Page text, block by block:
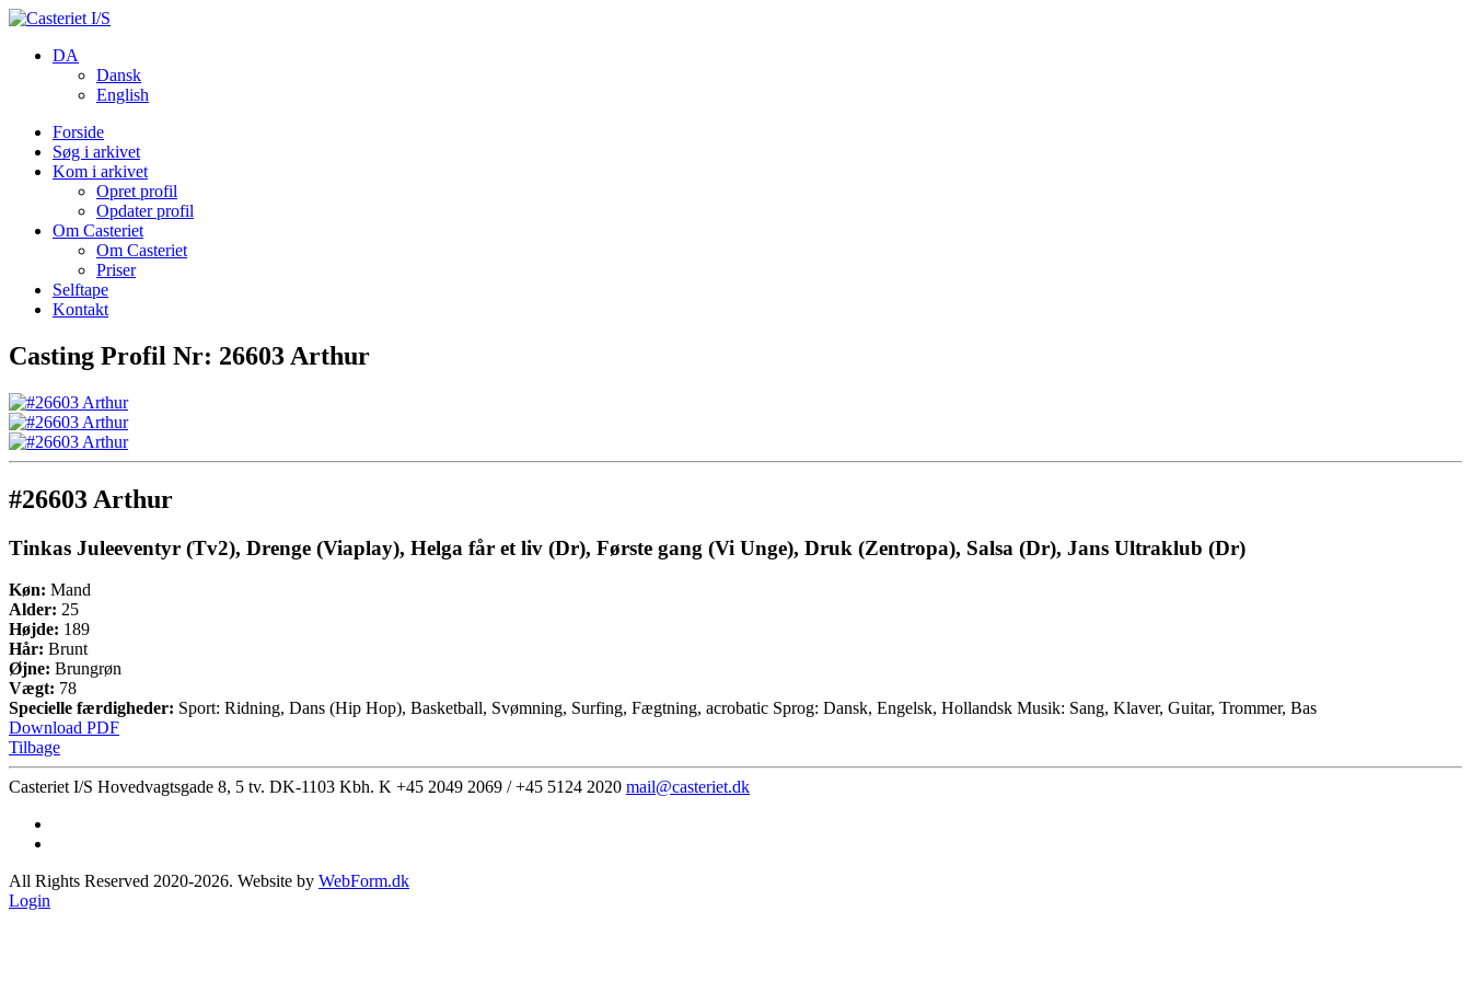
DA
Dansk
English
Forside
Søg i arkivet
Kom i arkivet
Opret profil
Opdater profil
Om Casteriet
Om Casteriet
Priser
Selftape
Kontakt
Casting Profil Nr: 26603 Arthur
#26603 Arthur
Tinkas Juleeventyr (Tv2), Drenge (Viaplay), Helga får et liv (Dr), Første gang (Vi Unge), Druk (Zentropa), Salsa (Dr), Jans Ultraklub (Dr)
Køn: Mand
Alder: 25
Højde: 189
Hår: Brunt
Øjne: Brungrøn
Vægt: 78
Specielle færdigheder: Sport: Ridning, Dans (Hip Hop), Basketball, Svømning, Surfing, Fægtning, acrobatic Sprog: Dansk, Engelsk, Hollandsk Musik: Sang, Klaver, Guitar, Trommer, Bas
Download PDF
Tilbage
Casteriet I/S Hovedvagtsgade 8, 5 tv. DK-1103 Kbh. K +45 2049 2069 / +45 5124 2020 mail@casteriet.dk
All Rights Reserved 2020-2026. Website by WebForm.dk
Login